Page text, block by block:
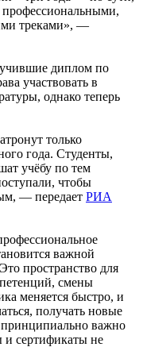
треками», —
диплом по
участвовать в
однако теперь
только
года. Студенты,
учёбу по тем
чтобы
— передает РИА
важной
пространство для
смены
меняется быстро, и
получать новые
важно
и сертификаты не